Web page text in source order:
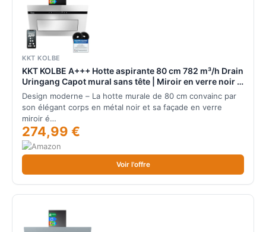
KKT KOLBE
KKT KOLBE A+++ Hotte aspirante 80 cm 782 m³/h Drain
Uringang Capot mural sans tête | Miroir en verre noir |
Démarrage différé | Smart WiFi App Wi-Fi |
SensorTouch | Éclairage LED RGBW | PLOOM8005M
Design moderne – La hotte murale de 80 cm convainc par
son élégant corps en métal noir et sa façade en verre
miroir é…
274,99 €
Voir l'offre